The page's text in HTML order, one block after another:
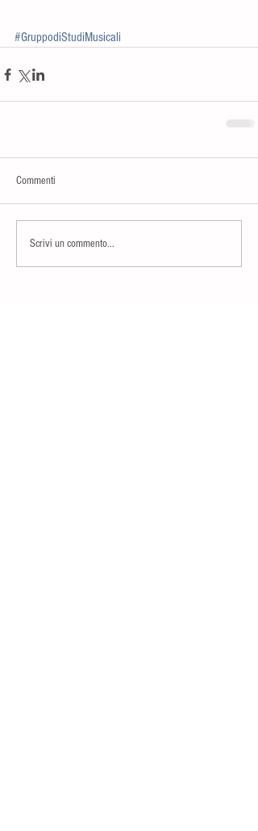
#GruppodiStudiMusicali
Commenti
Scrivi un commento...